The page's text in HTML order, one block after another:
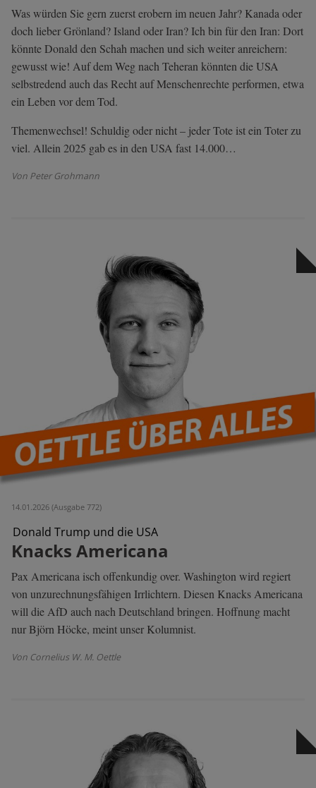
Was würden Sie gern zuerst erobern im neuen Jahr? Kanada oder
doch lieber Grönland? Island oder Iran? Ich bin für den Iran: Dort
könnte Donald den Schah machen und sich weiter anreichern:
gewusst wie! Auf dem Weg nach Teheran könnten die USA
selbstredend auch das Recht auf Menschenrechte performen, etwa
ein Leben vor dem Tod.
Themenwechsel! Schuldig oder nicht – jeder Tote ist ein Toter zu
viel. Allein 2025 gab es in den USA fast 14.000…
Von Peter Grohmann
14.01.2026 (Ausgabe 772)
Donald Trump und die USA
Knacks Americana
Pax Americana isch offenkundig over. Washington wird regiert
von unzurechnungsfähigen Irrlichtern. Diesen Knacks Americana
will die AfD auch nach Deutschland bringen. Hoffnung macht
nur Björn Höcke, meint unser Kolumnist.
Von Cornelius W. M. Oettle